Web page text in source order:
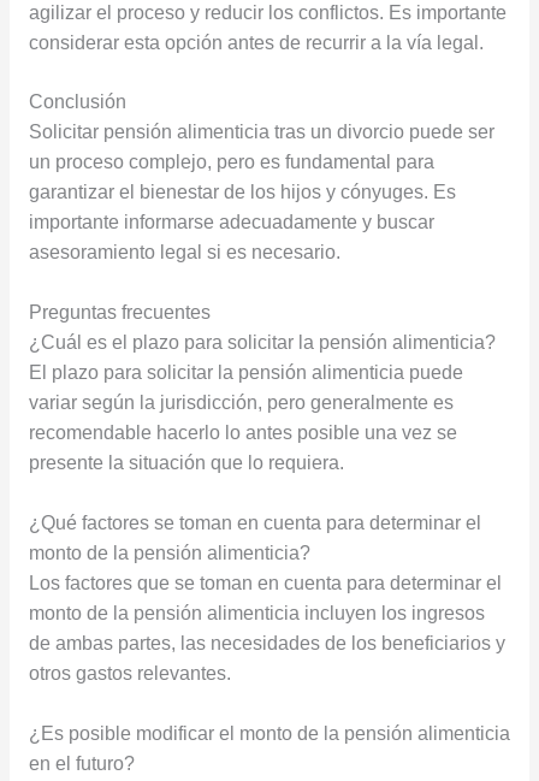
agilizar el proceso y reducir los conflictos. Es importante
considerar esta opción antes de recurrir a la vía legal.
Conclusión
Solicitar pensión alimenticia tras un divorcio puede ser
un proceso complejo, pero es fundamental para
garantizar el bienestar de los hijos y cónyuges. Es
importante informarse adecuadamente y buscar
asesoramiento legal si es necesario.
Preguntas frecuentes
¿Cuál es el plazo para solicitar la pensión alimenticia?
El plazo para solicitar la pensión alimenticia puede
variar según la jurisdicción, pero generalmente es
recomendable hacerlo lo antes posible una vez se
presente la situación que lo requiera.
¿Qué factores se toman en cuenta para determinar el
monto de la pensión alimenticia?
Los factores que se toman en cuenta para determinar el
monto de la pensión alimenticia incluyen los ingresos
de ambas partes, las necesidades de los beneficiarios y
otros gastos relevantes.
¿Es posible modificar el monto de la pensión alimenticia
en el futuro?